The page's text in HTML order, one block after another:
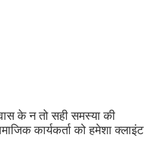
के न तो सही समस्या की
कार्यकर्ता को हमेशा क्लाइंट